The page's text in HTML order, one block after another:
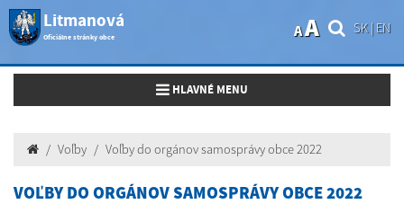
Litmanová
Oficiálne stránky obce
SK| EN
AA
Toggle navigation
HLAVNÉ MENU
Voľby Voľby do orgánov samosprávy obce 2022
VOĽBY DO ORGÁNOV SAMOSPRÁVY OBCE 2022